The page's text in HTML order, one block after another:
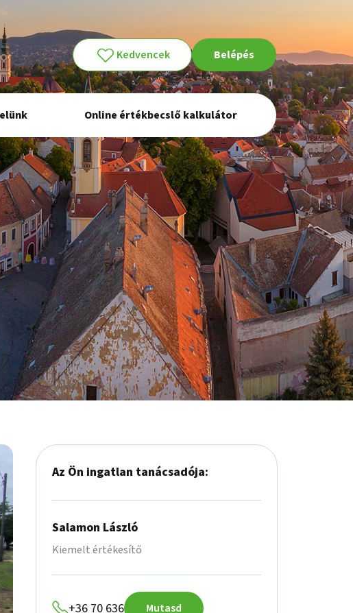
Kedvencek Belépés
Online értékbecslő kalkulátor
Az Ön ingatlan tanácsadója:
Salamon László
Kiemelt értékesítő
+36 70 636 Mutasd